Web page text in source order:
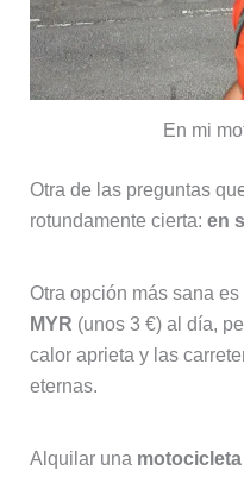
En mi
Otra de las preguntas
rotundamente cierta: en
Otra opción más sana
MYR (unos 3 €) al día,
calor aprieta y las
eternas.
Alquilar una